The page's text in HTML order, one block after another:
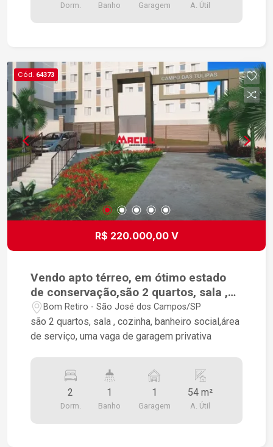
Dorm. Banho Garagem A. Útil
Cód. 64373
R$ 220.000,00 V
Vendo apto térreo, em ótimo estado
de conservação,são 2 quartos, sala ,
cozinha, banheiro social,área de
serviço
Bom Retiro - São José dos Campos/SP
são 2 quartos, sala , cozinha, banheiro social,área
de serviço, uma vaga de garagem privativa
2
Dorm.
1
Banho
1
Garagem
54 m²
A. Útil